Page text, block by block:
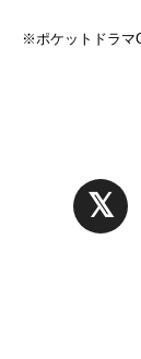
コンセプトカフ
※ポケットドラマ